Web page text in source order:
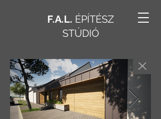
F.A.L. ÉPÍTÉSZ
STÚDIÓ
X